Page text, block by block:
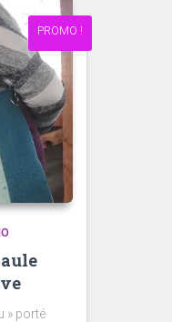
PROMO !
» porté